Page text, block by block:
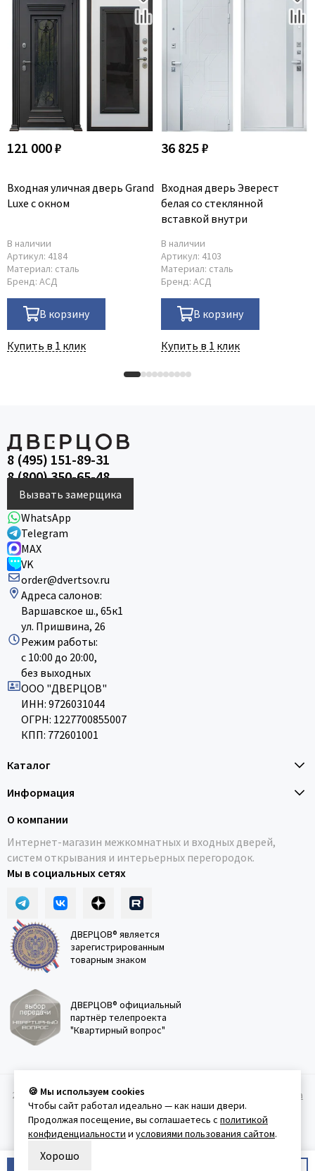
121 000 ₽
Входная уличная дверь Grand
Luxe с окном
В наличии
Артикул: 4184
Материал: сталь
Бренд: АСД
В корзину
Купить в 1 клик
36 825 ₽
Входная дверь Эверест
белая со стеклянной
вставкой внутри
В наличии
Артикул: 4103
Материал: сталь
Бренд: АСД
В корзину
Купить в 1 клик
8 (495) 151-89-31
8 (800) 350-65-48
Вызвать замерщика
WhatsApp
Telegram
MAX
VK
order@dvertsov.ru
Адреса салонов:
Варшавское ш., 65к1
ул. Пришвина, 26
Режим работы:
с 10:00 до 20:00,
без выходных
ООО "ДВЕРЦОВ"
ИНН: 9726031044
ОГРН: 1227700855007
КПП: 772601001
Каталог
Информация
О компании
Интернет-магазин межкомнатных и входных дверей,
систем открывания и интерьерных перегородок.
Мы в социальных сетях
ДВЕРЦОВ® является
зарегистрированным
товарным знаком
ДВЕРЦОВ® официальный
партнёр телепроекта
"Квартирный вопрос"
2011-2026 © Дверцов. Карта сайта
Политика
конфеденциальности Условия использования сайта
🍪 Мы используем cookies
Чтобы сайт работал идеально — как наши двери.
Продолжая посещение, вы соглашаетесь с политикой
конфиденциальности и условиями пользования сайтом.
Хорошо